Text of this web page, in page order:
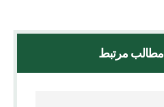
مطالب مرتبط